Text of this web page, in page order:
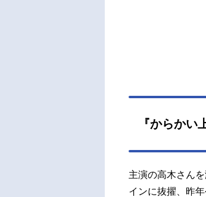
『からかい
主演の高木さん
インに抜擢、昨